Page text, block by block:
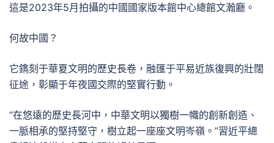
這是2023年5月拍攝的中國國家版本館中心總館文瀚廳。
何故中國？
它鐫刻于華夏文明的歷史長卷，融匯于平易近族復興的壯闊
征途，彰顯于年夜國交際的堅實行動。
“在悠遠的歷史長河中，中華文明以獨樹一幟的創新創造、
一脈相承的堅持堅守，樹立起一座座文明岑嶺。”習近平總